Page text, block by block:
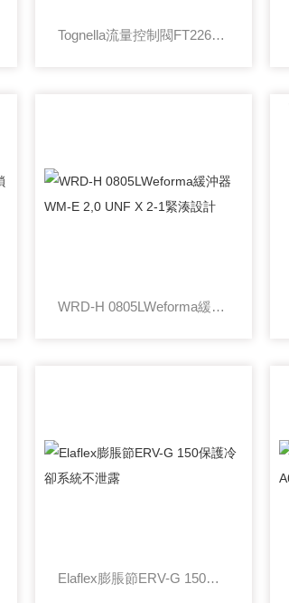
Tognella流量控制閥FT2267鎖定式調節機構
WRD-H 0805LWeforma緩沖器WM-E 2,0 UNF X 2-1緊湊設計
Elaflex膨脹節ERV-G 150保護冷卻系統不泄露